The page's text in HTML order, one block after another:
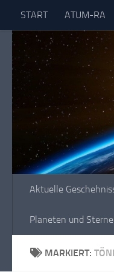
Skip to content
START ATUM-RA
Aktuelle
Planeten und
MARKIERT: